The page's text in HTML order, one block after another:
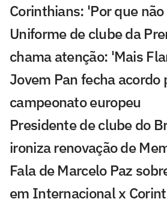
Corinthians: 'Por que
Uniforme de clube da
chama atenção: 'Mais
Jovem Pan fecha
campeonato europeu
Presidente de clube do
ironiza renovação de
Fala de Marcelo Paz
em Internacional x